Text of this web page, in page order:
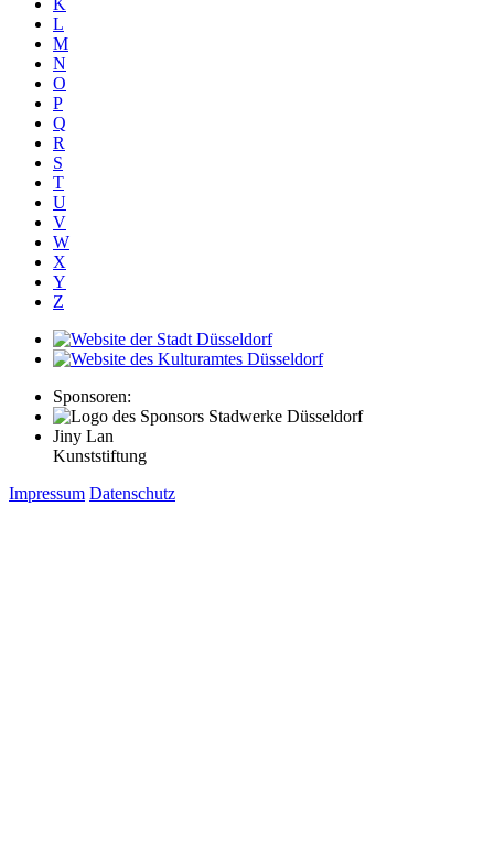
L
M
N
O
P
Q
R
S
T
U
V
W
X
Y
Z
Sponsoren:
Jiny Lan
Kunststiftung
Impressum Datenschutz